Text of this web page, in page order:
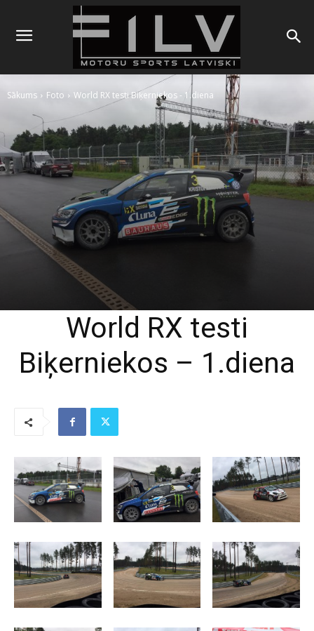
Sākums Foto World RX testi Biķerniekos - 1.diena
World RX testi
Biķerniekos – 1.diena